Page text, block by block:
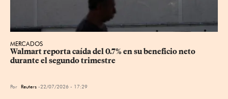
MERCADOS
Walmart reporta caída del 0.7% en su beneficio neto
durante el segundo trimestre
Por Reuters 22/07/2026 - 17:29